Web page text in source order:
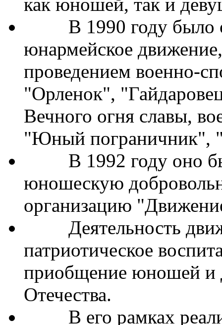
"Орленок",
Вечного огня славы,
"Юный пограничник",
В 1992 году оно
юношескую
организацию
Деятельность
патриотическое
приобщение юношей и
Отечества.
В его рамках
подготовке детей и
базе воинских частей
и соревнования, сборы